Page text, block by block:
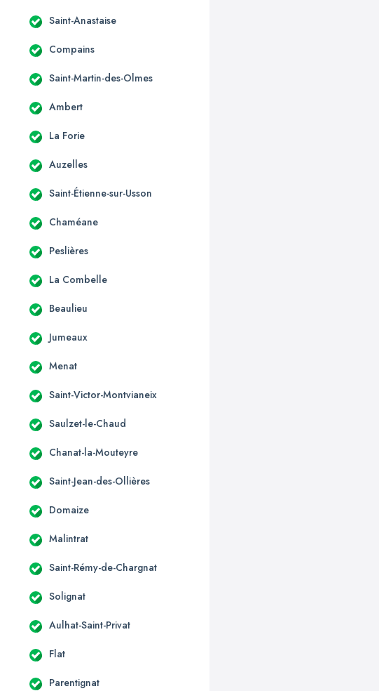
Saint-Anastaise
Compains
Saint-Martin-des-Olmes
Ambert
La Forie
Auzelles
Saint-Étienne-sur-Usson
Chaméane
Peslières
La Combelle
Beaulieu
Jumeaux
Menat
Saint-Victor-Montvianeix
Saulzet-le-Chaud
Chanat-la-Mouteyre
Saint-Jean-des-Ollières
Domaize
Malintrat
Saint-Rémy-de-Chargnat
Solignat
Aulhat-Saint-Privat
Flat
Parentignat